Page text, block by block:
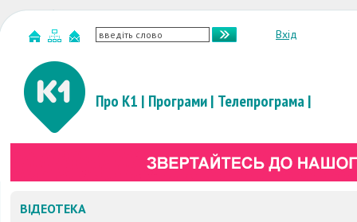
Вхід
Про К1 | Програми| Телепрограма|
ВІДЕОТЕКА